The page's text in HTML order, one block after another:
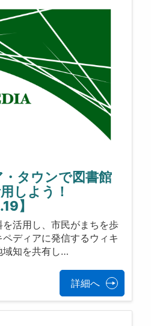
タウンで図書館
しよう！
】
活用し、市民がまちを歩
ディアに発信するウィキ
域知を共有し…
詳細へ